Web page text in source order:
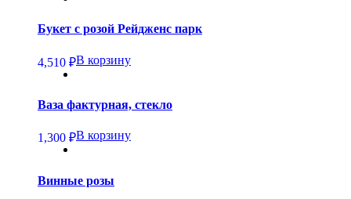
Букет с розой Рейдженс парк
4,510 ₽В корзину
Ваза фактурная, стекло
1,300 ₽В корзину
Винные розы